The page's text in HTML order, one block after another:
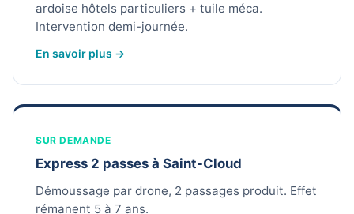
ardoise hôtels particuliers + tuile méca.
Intervention demi-journée.
En savoir plus →
SUR DEMANDE
Express 2 passes à Saint-Cloud
Démoussage par drone, 2 passages produit. Effet
rémanent 5 à 7 ans.